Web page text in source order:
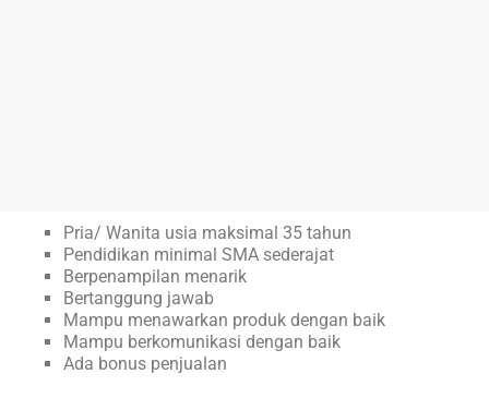
Pria/ Wanita usia maksimal 35 tahun
Pendidikan minimal SMA sederajat
Berpenampilan menarik
Bertanggung jawab
Mampu menawarkan produk dengan baik
Mampu berkomunikasi dengan baik
Ada bonus penjualan